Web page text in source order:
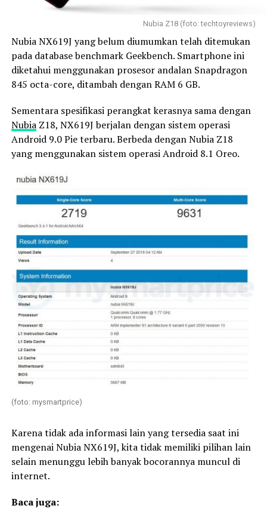
Nubia Z18 (foto: techtoyreviews)
Nubia NX619J yang belum diumumkan telah ditemukan
pada database benchmark Geekbench. Smartphone ini
diketahui menggunakan prosesor andalan Snapdragon
845 octa-core, ditambah dengan RAM 6 GB.
Sementara spesifikasi perangkat kerasnya sama dengan
NubiaZ18, NX619J berjalan dengan sistem operasi
Android 9.0 Pie terbaru. Berbeda dengan Nubia Z18
yang menggunakan sistem operasi Android 8.1 Oreo.
(foto: mysmartprice)
Karena tidak ada informasi lain yang tersedia saat ini
mengenai Nubia NX619J, kita tidak memiliki pilihan lain
selain menunggu lebih banyak bocorannya muncul di
internet.
Baca juga: